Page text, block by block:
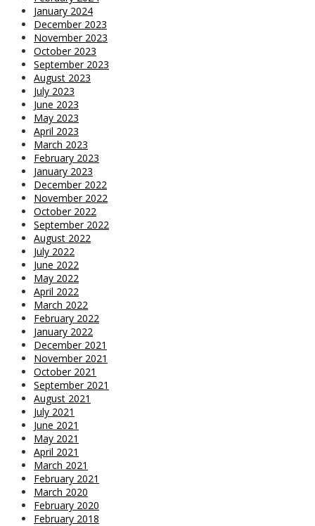
January 2024
December 2023
November 2023
October 2023
September 2023
August 2023
July 2023
June 2023
May 2023
April 2023
March 2023
February 2023
January 2023
December 2022
November 2022
October 2022
September 2022
August 2022
July 2022
June 2022
May 2022
April 2022
March 2022
February 2022
January 2022
December 2021
November 2021
October 2021
September 2021
August 2021
July 2021
June 2021
May 2021
April 2021
March 2021
February 2021
March 2020
February 2020
February 2018